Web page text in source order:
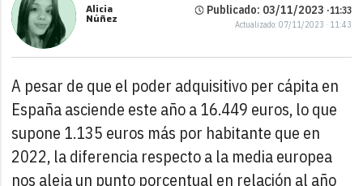
Alicia
Núñez
Publicado: 03/11/2023 ·11:33
Actualizado: 07/11/2023 · 11:43
A pesar de que el poder adquisitivo per cápita en
España asciende este año a 16.449 euros, lo que
supone 1.135 euros más por habitante que en
2022, la diferencia respecto a la media europea
nos aleja un punto porcentual en relación al año